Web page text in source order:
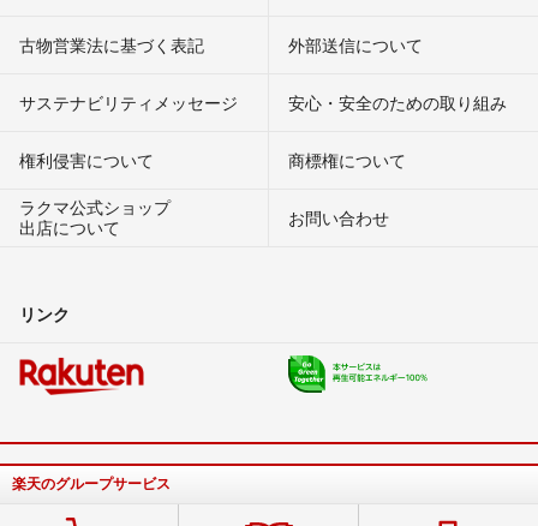
古物営業法に基づく表記 外部送信について
サステナビリティメッセージ 安心・安全のための取り組み
権利侵害について
商標権について
ラクマ公式ショップ
出店について
お問い合わせ
リンク
楽天のグループサービス